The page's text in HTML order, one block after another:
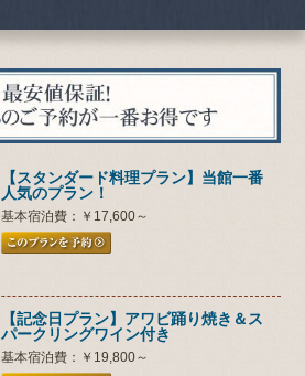
【スタンダード料理プラン】当館一番
人気のプラン！
基本宿泊費：￥17,600～
【記念日プラン】アワビ踊り焼き＆ス
パークリングワイン付き
基本宿泊費：￥19,800～